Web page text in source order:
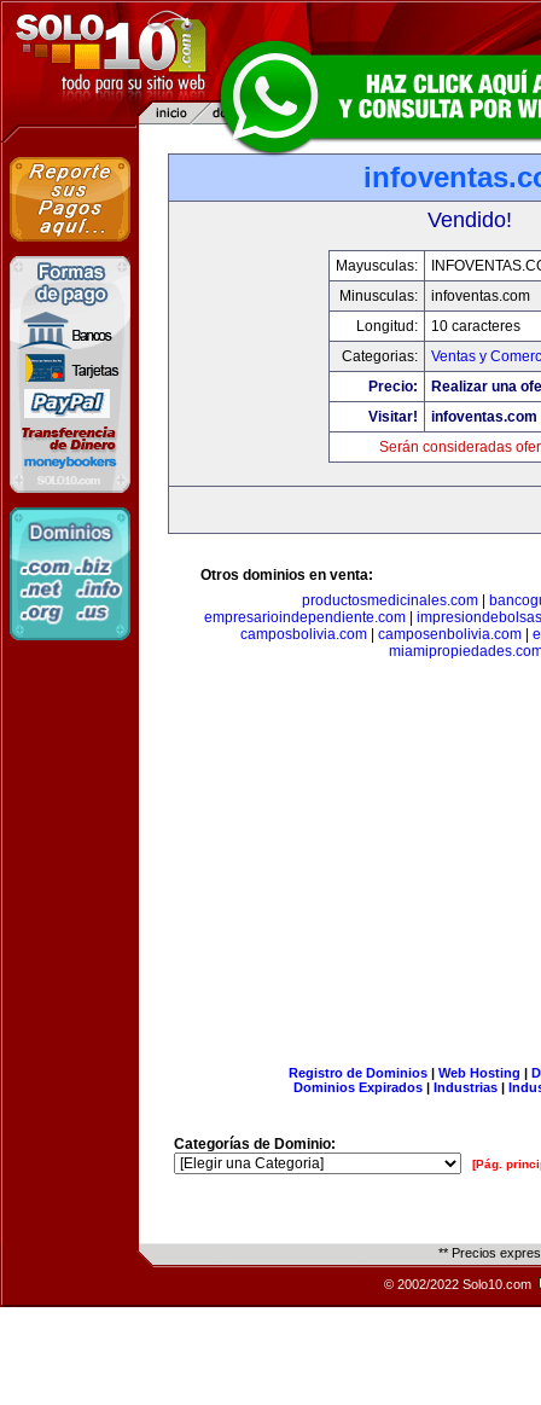
Vendido!
Mayusculas:
Minusculas:
infoventas.com
Longitud:
10 caracteres
Categorias:
Ventas y
Precio:
Realizar una
Visitar!
infoventas.com
Serán consideradas
Otros dominios en venta:
productosmedicinales.com|
empresarioindependiente.com
camposbolivia.com| camposenbolivia.com|
Registro de Dominios| Web Hosting |
Dominios Expirados | Industrias |
Categorías de Dominio:
[Pág.
** Precios
© 2002/2022 Solo10.com